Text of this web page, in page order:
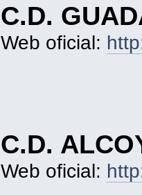
C.D.
Web oficial:
C.D.
Web oficial: